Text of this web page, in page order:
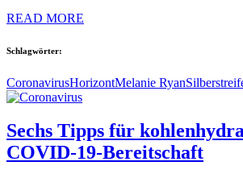
READ MORE
Schlagwörter:
CoronavirusHorizontMelanie Ryan
Sechs Tipps für
COVID-19-Bereitschaft